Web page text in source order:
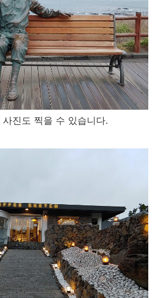
진도 찍을 수 있습니다.